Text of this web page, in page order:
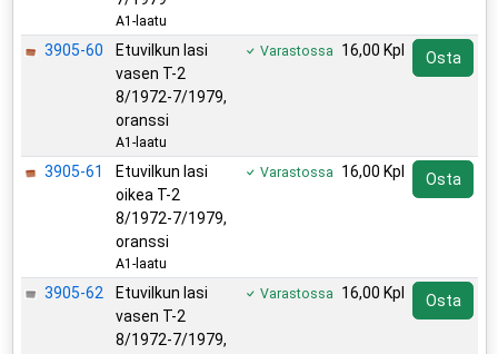
A1-laatu
3905-60
Etuvilkun lasi
vasen T-2
8/1972-7/1979,
oranssi
A1-laatu
Varastossa 16,00 Kpl Osta
3905-61
Etuvilkun lasi
oikea T-2
8/1972-7/1979,
oranssi
A1-laatu
Varastossa 16,00 Kpl Osta
3905-62
Etuvilkun lasi
vasen T-2
8/1972-7/1979,
Varastossa 16,00 Kpl Osta